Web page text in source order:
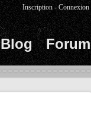
Blog Forum
Inscription -Connexion